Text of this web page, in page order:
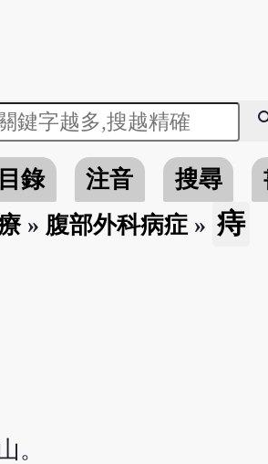
目錄 注音 搜尋
» 腹部外科病症» 痔
。